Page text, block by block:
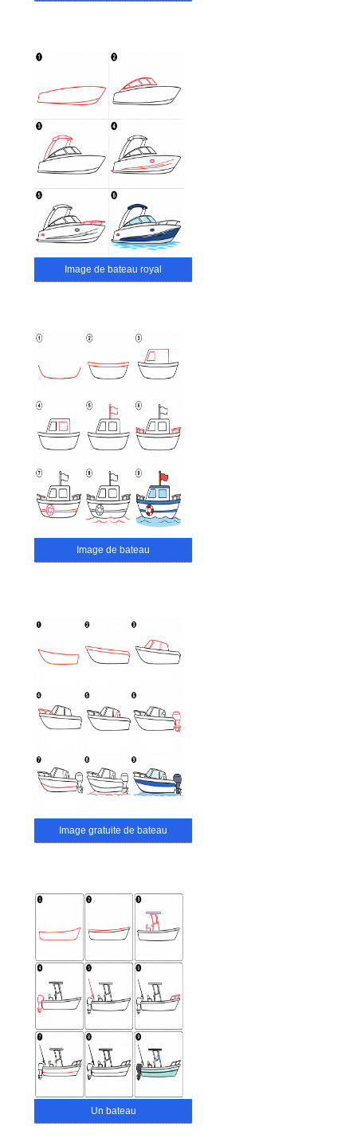
Image de bateau royal
Image de bateau
Image gratuite de bateau
Un bateau